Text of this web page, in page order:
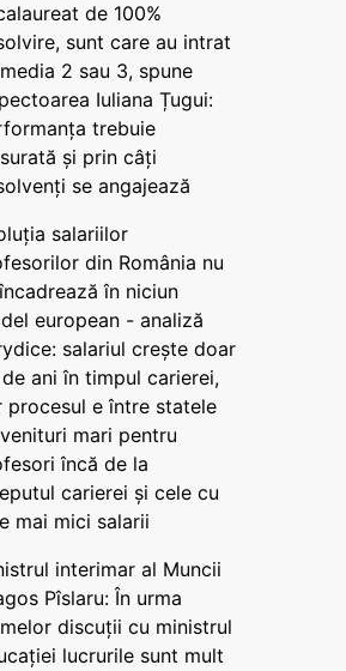
de 100%
sunt care au intrat
2 sau 3, spune
Iuliana Țugui:
trebuie
și prin câți
se angajează
salariilor
din România nu
în niciun
european - analiză
salariul crește doar
ani în timpul carierei,
procesul e între statele
mari pentru
încă de la
carierei și cele cu
mai mici salarii
interimar al Muncii
Pîslaru: În urma
discuții cu ministrul
lucrurile sunt mult